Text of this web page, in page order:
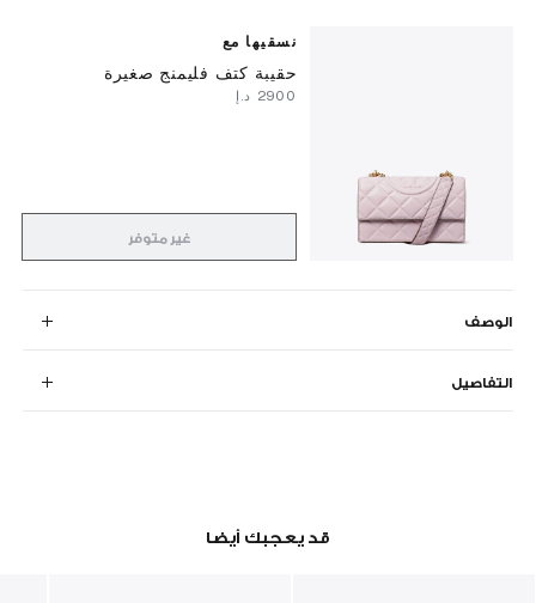
نسقيها مع
حقيبة كتف فليمنج صغيرة
غير متوفر
الوصف
التفاصيل
قد يعجبك أيضا